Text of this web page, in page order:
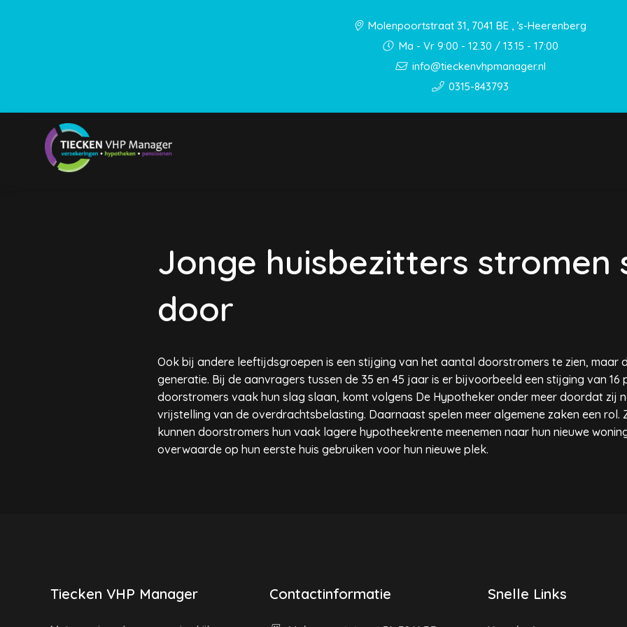
Molenpoortstraat 31, 7041 BE , ’s-Heerenberg
Ma - Vr 9:00 - 12.30 / 13.15 - 17:00
info@tieckenvhpmanager.nl
0315-843793
Jonge huisbezitters stromen
door
Ook bij andere leeftijdsgroepen is een stijging van het aantal doorstromers te zien, maar
generatie. Bij de aanvragers tussen de 35 en 45 jaar is er bijvoorbeeld een stijging van
doorstromers vaak hun slag slaan, komt volgens De Hypotheker onder meer doordat zij
vrijstelling van de overdrachtsbelasting. Daarnaast spelen meer algemene zaken een rol.
kunnen doorstromers hun vaak lagere hypotheekrente meenemen naar hun nieuwe
overwaarde op hun eerste huis gebruiken voor hun nieuwe plek.
Tiecken VHP Manager Contactinformatie Snelle Links